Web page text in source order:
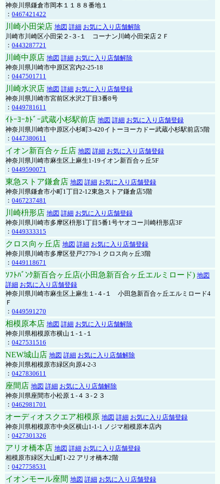
神奈川県鎌倉市岡本１１８８番地１
： 0467421422
川崎小田栄店 地図 詳細 お気に入り店舗解除
川崎市川崎区小田栄２‐３‐１ コーナン川崎小田栄店２Ｆ
： 0443287721
川崎中原店 地図 詳細 お気に入り店舗解除
神奈川県川崎市中原区宮内2-25-18
： 0447501711
川崎水沢店 地図 詳細 お気に入り店舗登録
神奈川県川崎市宮前区水沢2丁目3番8号
： 0449781611
ｲﾄｰﾖｰｶﾄﾞｰ武蔵小杉駅前店 地図 詳細 お気に入り店舗登録
神奈川県川崎市中原区小杉町3-420イトーヨーカドー武蔵小杉駅前店5階
： 0447380611
イオン新百合ヶ丘店 地図 詳細 お気に入り店舗登録
神奈川県川崎市麻生区上麻生1-19イオン新百合ヶ丘5F
： 0449590071
東急ストア鎌倉店 地図 詳細 お気に入り店舗登録
神奈川県鎌倉市小町1丁目2-12東急ストア鎌倉店5階
： 0467237481
川崎枡形店 地図 詳細 お気に入り店舗登録
神奈川県川崎市多摩区枡形1丁目5番1号ヤオコー川崎枡形店3F
： 0449333315
クロス向ヶ丘店 地図 詳細 お気に入り店舗登録
神奈川県川崎市多摩区登戸2779-1 クロス向ヶ丘3階
： 0449118671
ｿﾌﾄﾊﾞﾝｸ新百合ヶ丘店(小田急新百合ヶ丘エルミロード) 地図
詳細 お気に入り店舗登録
神奈川県川崎市麻生区上麻生１-４-１ 小田急新百合ヶ丘エルミロード4
Ｆ
： 0449591270
相模原本店 地図 詳細 お気に入り店舗解除
神奈川県相模原市横山１-１-１
： 0427531516
NEW城山店 地図 詳細 お気に入り店舗解除
神奈川県相模原市緑区向原4-2-3
： 0427830611
座間店 地図 詳細 お気に入り店舗解除
神奈川県座間市小松原１-４３-２３
： 0462981701
オーディオスクエア相模原 地図 詳細 お気に入り店舗登録
神奈川県相模原市中央区横山1-1-1 ノジマ相模原本店内
： 0427301326
アリオ橋本店 地図 詳細 お気に入り店舗登録
相模原市緑区大山町1-22 アリオ橋本2階
： 0427758531
イオンモール座間 地図 詳細 お気に入り店舗登録